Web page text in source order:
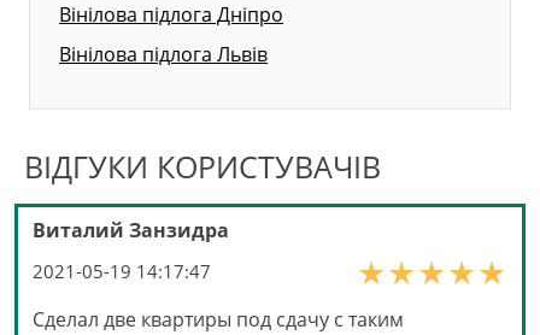
Вінілова підлога Дніпро
Вінілова підлога Львів
ВІДГУКИ КОРИСТУВАЧІВ
Виталий Занзидра
2021-05-19 14:17:47
Сделал две квартиры под сдачу с таким